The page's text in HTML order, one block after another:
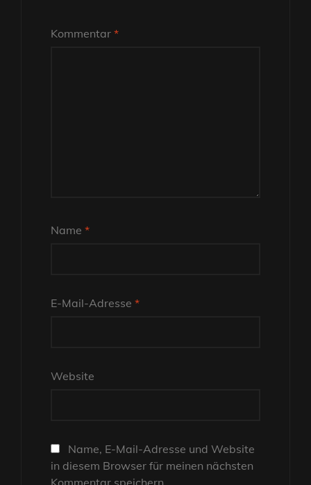
Kommentar *
Name *
E-Mail-Adresse *
Website
Name, E-Mail-Adresse und Website
in diesem Browser für meinen nächsten
Kommentar speichern.